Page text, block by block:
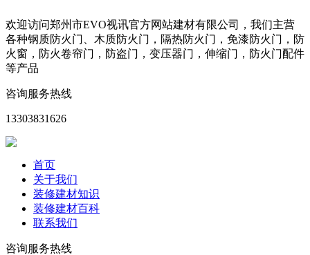
欢迎访问郑州市EVO视讯官方网站建材有限公司，我们主营
各种钢质防火门、木质防火门，隔热防火门，免漆防火门，防
火窗，防火卷帘门，防盗门，变压器门，伸缩门，防火门配件
等产品
咨询服务热线
13303831626
首页
关于我们
装修建材知识
装修建材百科
联系我们
咨询服务热线